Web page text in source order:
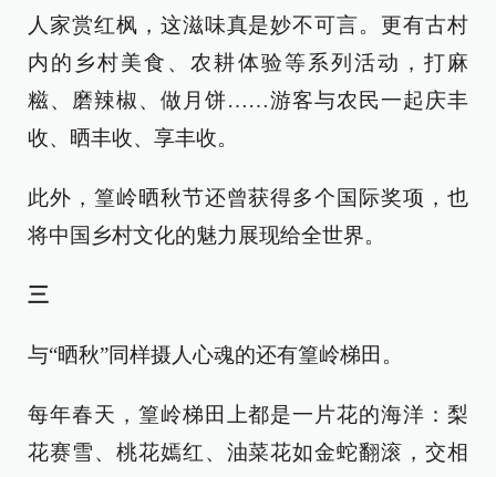
人家赏红枫，这滋味真是妙不可言。更有古村
内的乡村美食、农耕体验等系列活动，打麻
糍、磨辣椒、做月饼……游客与农民一起庆丰
收、晒丰收、享丰收。
此外，篁岭晒秋节还曾获得多个国际奖项，也
将中国乡村文化的魅力展现给全世界。
三
与“晒秋”同样摄人心魂的还有篁岭梯田。
每年春天，篁岭梯田上都是一片花的海洋：梨
花赛雪、桃花嫣红、油菜花如金蛇翻滚，交相